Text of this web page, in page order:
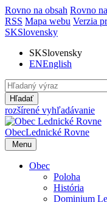
Rovno na obsah Rovno
RSS Mapa webu Verzia
SKSlovensky
SKSlovensky
ENEnglish
Hľadať
rozšírené vyhľadávanie
ObecLednické Rovne
Menu
Obec
Poloha
História
Dominium